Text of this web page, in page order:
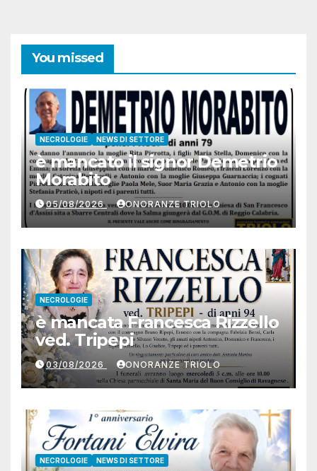
You missed
NECROLOGIE NEWS DI SETTORE
è mancato il signor Demetrio
Morabito
05/08/2026 ONORANZE TRIOLO
NECROLOGIE
è mancata Francesca Rizzello
ved. Tripepi
03/08/2026 ONORANZE TRIOLO
NECROLOGIE NEWS DI SETTORE